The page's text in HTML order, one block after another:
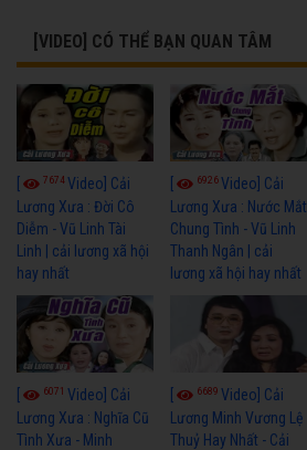
[VIDEO] CÓ THỂ BẠN QUAN TÂM
7674Video] Cải
Lương Xưa : Đời Cô
Diễm - Vũ Linh Tài
Linh | cải lương xã hội
hay nhất
6926Video] Cải
Lương Xưa : Nước Mắt
Chung Tình - Vũ Linh
Thanh Ngân | cải
lương xã hội hay nhất
6071 Video] Cải
Lương Xưa : Nghĩa Cũ
Tình Xưa - Minh
6689Video] Cải
Lương Minh Vương Lệ
Thuỷ Hay Nhất - Cải